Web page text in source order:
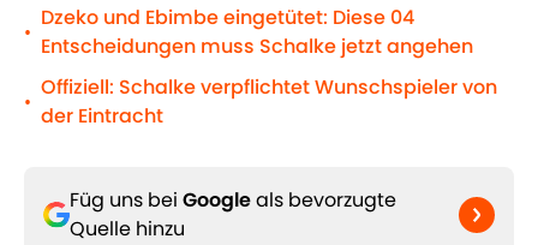
•
Dzeko und Ebimbe eingetütet: Diese 04
Entscheidungen muss Schalke jetzt angehen
•
Offiziell: Schalke verpflichtet Wunschspieler von
der Eintracht
Füg uns bei Googleals bevorzugte
Quelle hinzu